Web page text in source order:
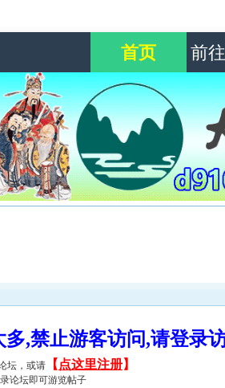
首页 前
多,禁止游客访问,请登
坛，或请 【 点这里注册】
论坛即可游览帖子